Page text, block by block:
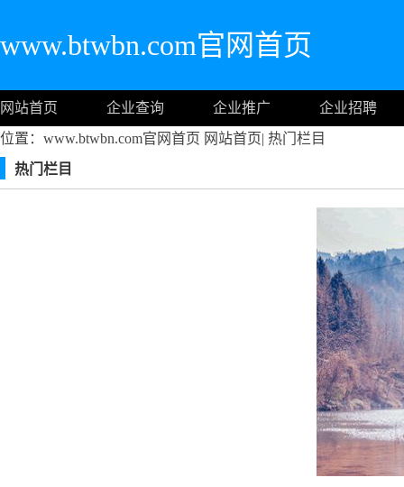
www.btwbn.com官网首页
网站首页 企业查询 企业推广
企业招聘
位置：www.btwbn.com官网首页 网站首页| 热门栏目
热门栏目